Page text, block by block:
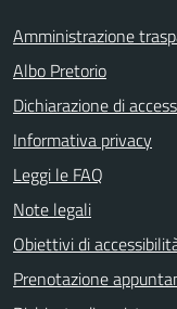
Amministrazione
Albo Pretorio
Dichiarazione di
Informativa privacy
Leggi le FAQ
Note legali
Obiettivi di
Prenotazione